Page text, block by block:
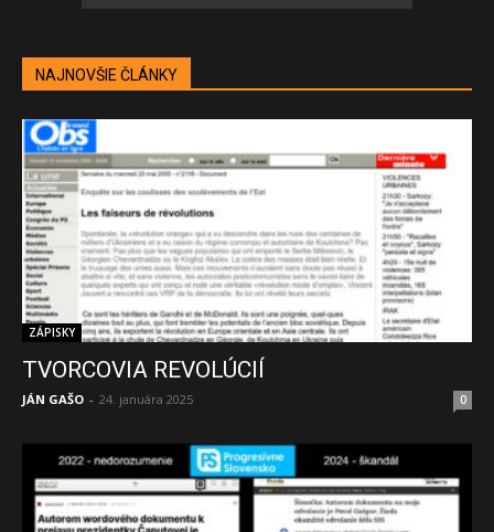
NAJNOVŠIE ČLÁNKY
ZÁPISKY
TVORCOVIA REVOLÚCIÍ
JÁN GAŠO - 24. januára 2025 0